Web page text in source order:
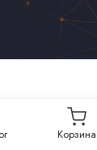
Корзина